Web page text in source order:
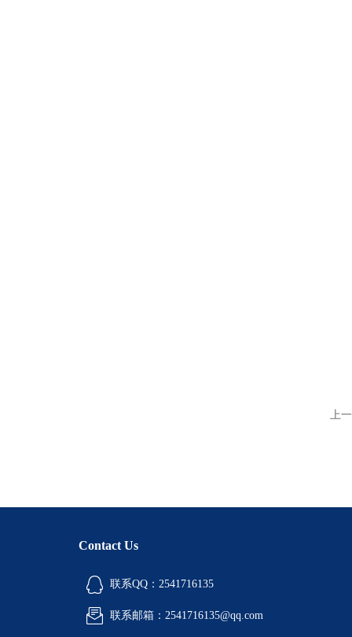
上
Contact Us
联系QQ：2541716135
联系邮箱：2541716135@qq.com